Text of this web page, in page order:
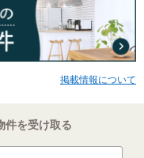
掲載情報について
件を受け取る